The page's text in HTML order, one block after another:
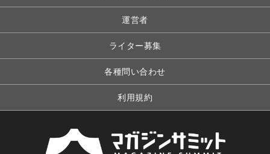
運営者
ライター募集
各種問い合わせ
利用規約